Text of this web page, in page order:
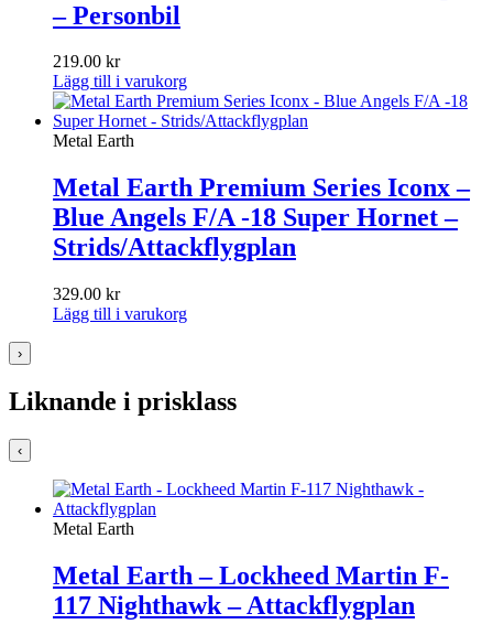
– Personbil
219.00 kr
Lägg till i varukorg
Metal Earth
Metal Earth Premium Series Iconx –
Blue Angels F/A -18 Super Hornet –
Strids/Attackflygplan
329.00 kr
Lägg till i varukorg
›
Liknande i prisklass
‹
Metal Earth
Metal Earth – Lockheed Martin F-
117 Nighthawk – Attackflygplan